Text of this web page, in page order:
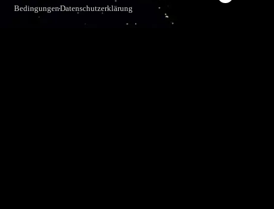
BedingungenDatenschutzerklärung